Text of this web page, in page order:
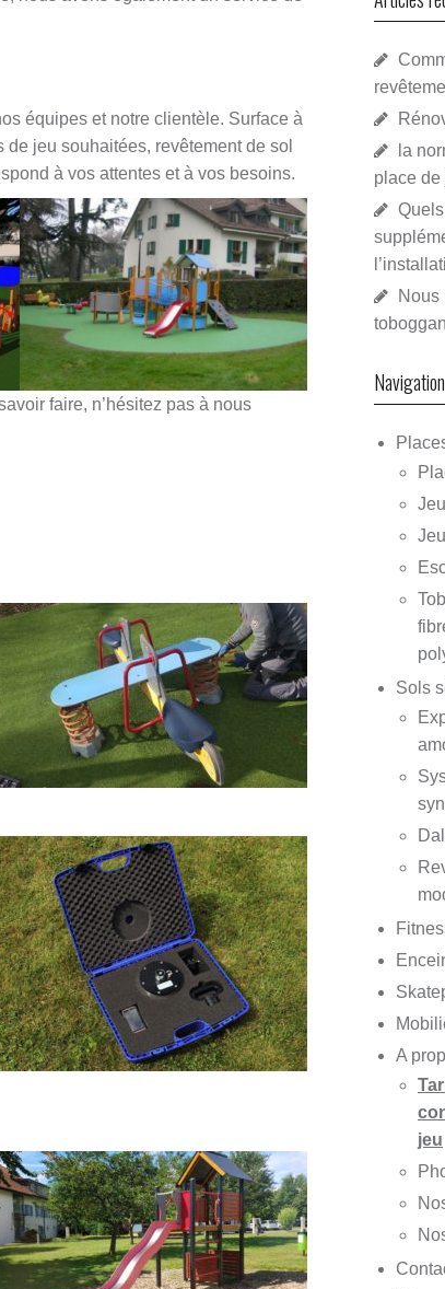
équipes et notre clientèle. Surface à
jeu souhaitées, revêtement de sol
à vos attentes et à vos besoins.
faire, n’hésitez pas à nous
la
place
Nous
Navigation
Sols
A
jeu